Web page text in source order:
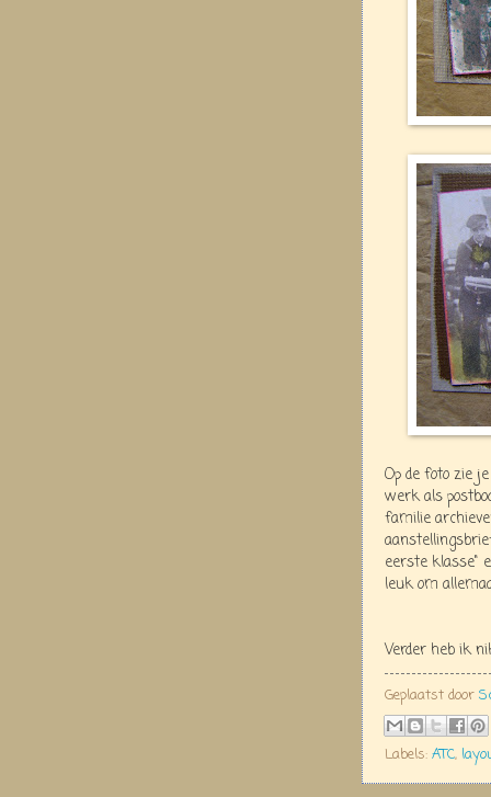
Op de foto zie
werk als
familie
eerste klasse"
leuk om
Verder heb ik
Geplaatst door
Labels: ATC,